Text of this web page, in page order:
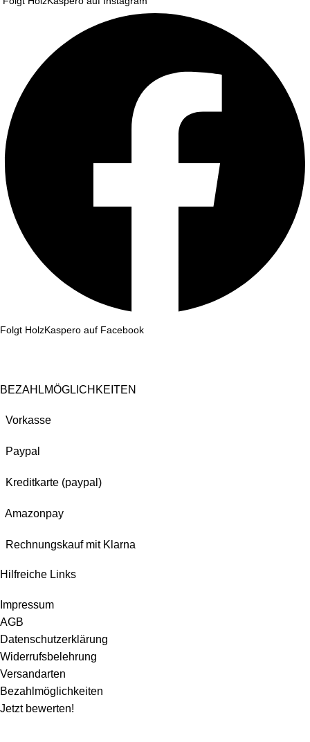
Folgt HolzKaspero auf Facebook
BEZAHLMÖGLICHKEITEN
Vorkasse
Paypal
Kreditkarte (paypal)
Amazonpay
Rechnungskauf mit Klarna
Hilfreiche Links
Impressum
AGB
Datenschutzerklärung
Widerrufsbelehrung
Versandarten
Bezahlmöglichkeiten
Jetzt bewerten!